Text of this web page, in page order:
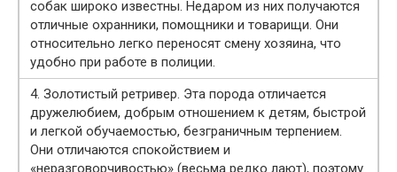
собак широко известны. Недаром из них получаются
отличные охранники, помощники и товарищи. Они
относительно легко переносят смену хозяина, что
удобно при работе в полиции.
4. Золотистый ретривер. Эта порода отличается
дружелюбием, добрым отношением к детям, быстрой
и легкой обучаемостью, безграничным терпением.
Они отличаются спокойствием и
«неразговорчивостью» (весьма редко лают), поэтому